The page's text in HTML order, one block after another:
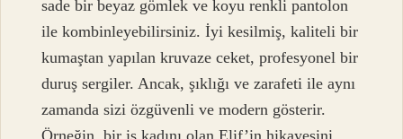
sade bir beyaz gömlek ve koyu renkli pantolon
ile kombinleyebilirsiniz. İyi kesilmiş, kaliteli bir
kumaştan yapılan kruvaze ceket, profesyonel bir
duruş sergiler. Ancak, şıklığı ve zarafeti ile aynı
zamanda sizi özgüvenli ve modern gösterir.
Örneğin, bir iş kadını olan Elif’in hikayesini